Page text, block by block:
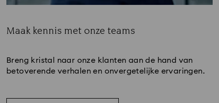
Maak kennis met onze teams
Breng kristal naar onze klanten aan de hand van
betoverende verhalen en onvergetelijke ervaringen.